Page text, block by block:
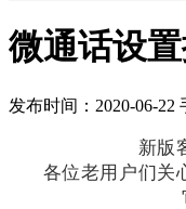
微通话设置
发布时间：2020-06-22
新版
各位老用户们关